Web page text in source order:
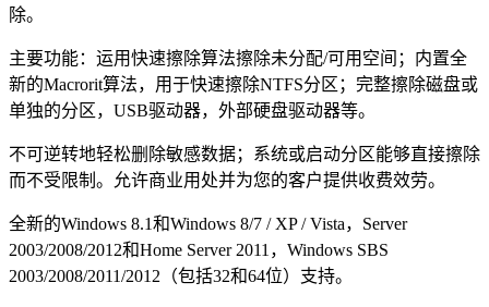
除。
主要功能：运用快速擦除算法擦除未分配/可用空间；内置全
新的Macrorit算法，用于快速擦除NTFS分区；完整擦除磁盘或
单独的分区，USB驱动器，外部硬盘驱动器等。
不可逆转地轻松删除敏感数据；系统或启动分区能够直接擦除
而不受限制。允许商业用处并为您的客户提供收费效劳。
全新的Windows 8.1和Windows 8/7 / XP / Vista，Server
2003/2008/2012和Home Server 2011，Windows SBS
2003/2008/2011/2012（包括32和64位）支持。